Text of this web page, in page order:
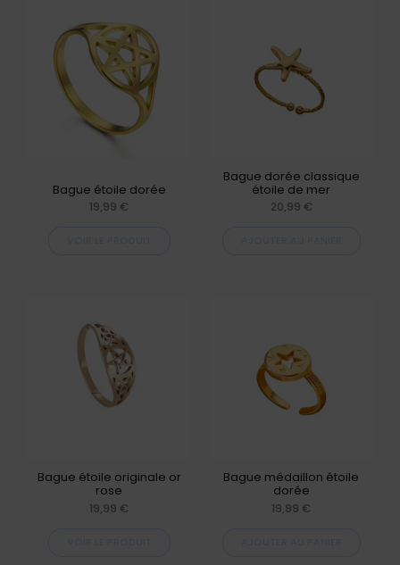
Bague étoile dorée
19,99 €
produit
a
plusieurs
variations.
Les
être
produit
Bague dorée classique
étoile de mer
20,99 €
Bague étoile originale or
rose
19,99 €
produit
a
plusieurs
variations.
peuvent
être
Bague médaillon étoile
dorée
19,99 €